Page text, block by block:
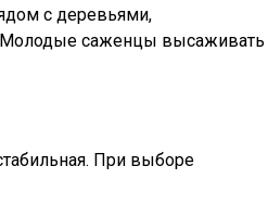
с деревьями,
Молодые саженцы высаживать
При выборе